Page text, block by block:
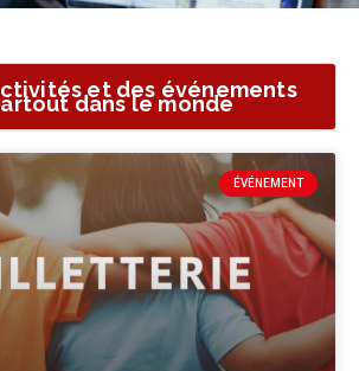
et des événements
dans le monde
ÉVÉNEMENT